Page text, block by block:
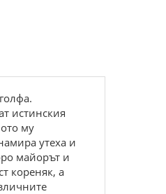
истинския
му
утеха и
майорът и
кореняк, а